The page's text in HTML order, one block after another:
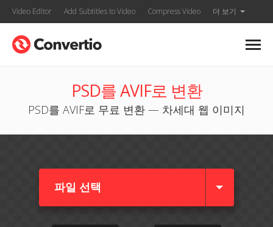
Video Editor Add Subtitles to Video Compress Video 더 보기
PSD를 AVIF로 변환
PSD를 AVIF로 무료 변환 — 차세대 웹 이미지
파일 선택